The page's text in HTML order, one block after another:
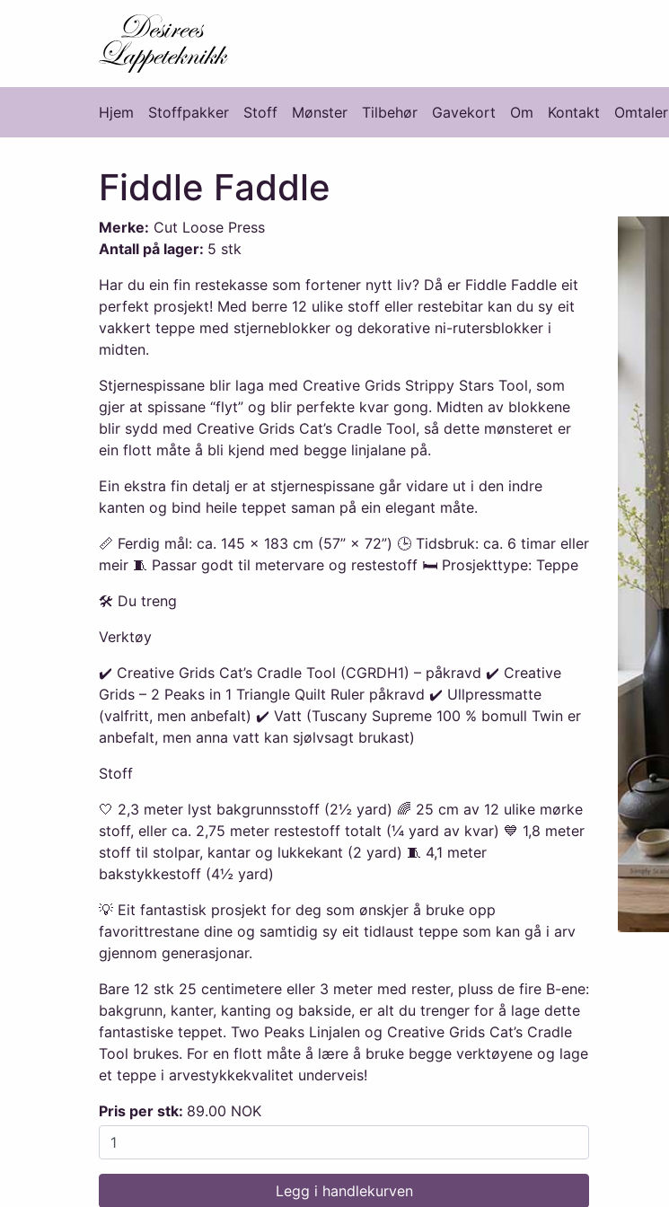
Desirees Lappeteknikk
Hovedmeny
Hjem Stoffpakker Stoff Mønster Tilbehør Gavekort Om Kontakt Omtaler
Fiddle Faddle
Merke: Cut Loose Press
Antall på lager: 5 stk
Har du ein fin restekasse som fortener nytt liv? Då er Fiddle Faddle eit
perfekt prosjekt! Med berre 12 ulike stoff eller restebitar kan du sy eit
vakkert teppe med stjerneblokker og dekorative ni-rutersblokker i
midten.
Stjernespissane blir laga med Creative Grids Strippy Stars Tool, som
gjer at spissane “flyt” og blir perfekte kvar gong. Midten av blokkene
blir sydd med Creative Grids Cat’s Cradle Tool, så dette mønsteret er
ein flott måte å bli kjend med begge linjalane på.
Ein ekstra fin detalj er at stjernespissane går vidare ut i den indre
kanten og bind heile teppet saman på ein elegant måte.
📏 Ferdig mål: ca. 145 × 183 cm (57” × 72”) 🕒 Tidsbruk: ca. 6 timar eller
meir 🧵 Passar godt til metervare og restestoff 🛏️ Prosjekttype: Teppe
🛠️ Du treng
Verktøy
✔️ Creative Grids Cat’s Cradle Tool (CGRDH1) – påkravd ✔️ Creative
Grids – 2 Peaks in 1 Triangle Quilt Ruler påkravd ✔️ Ullpressmatte
(valfritt, men anbefalt) ✔️ Vatt (Tuscany Supreme 100 % bomull Twin er
anbefalt, men anna vatt kan sjølvsagt brukast)
Stoff
🤍 2,3 meter lyst bakgrunnsstoff (2½ yard) 🌈 25 cm av 12 ulike mørke
stoff, eller ca. 2,75 meter restestoff totalt (¼ yard av kvar) 💙 1,8 meter
stoff til stolpar, kantar og lukkekant (2 yard) 🧵 4,1 meter
bakstykkestoff (4½ yard)
💡 Eit fantastisk prosjekt for deg som ønskjer å bruke opp
favorittrestane dine og samtidig sy eit tidlaust teppe som kan gå i arv
gjennom generasjonar.
Bare 12 stk 25 centimetere eller 3 meter med rester, pluss de fire B-ene:
bakgrunn, kanter, kanting og bakside, er alt du trenger for å lage dette
fantastiske teppet. Two Peaks Linjalen og Creative Grids Cat’s Cradle
Tool brukes. For en flott måte å lære å bruke begge verktøyene og lage
et teppe i arvestykkekvalitet underveis!
Pris per stk: 89.00 NOK
Legg i handlekurven